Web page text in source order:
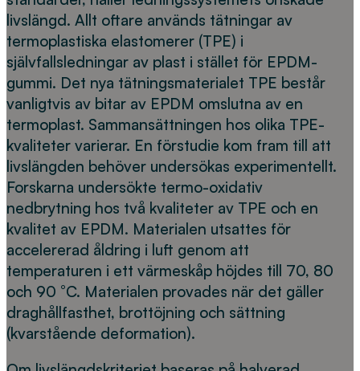
livslängd. Allt oftare används tätningar av
termoplastiska elastomerer (TPE) i
självfallsledningar av plast i stället för EPDM-
gummi. Det nya tätningsmaterialet TPE består
vanligtvis av bitar av EPDM omslutna av en
termoplast. Sammansättningen hos olika TPE-
kvaliteter varierar. En förstudie kom fram till att
livslängden behöver undersökas experimentellt.
Forskarna undersökte termo-oxidativ
nedbrytning hos två kvaliteter av TPE och en
kvalitet av EPDM. Materialen utsattes för
accelererad åldring i luft genom att
temperaturen i ett värmeskåp höjdes till 70, 80
och 90 °C. Materialen provades när det gäller
draghållfasthet, brottöjning och sättning
(kvarstående deformation).